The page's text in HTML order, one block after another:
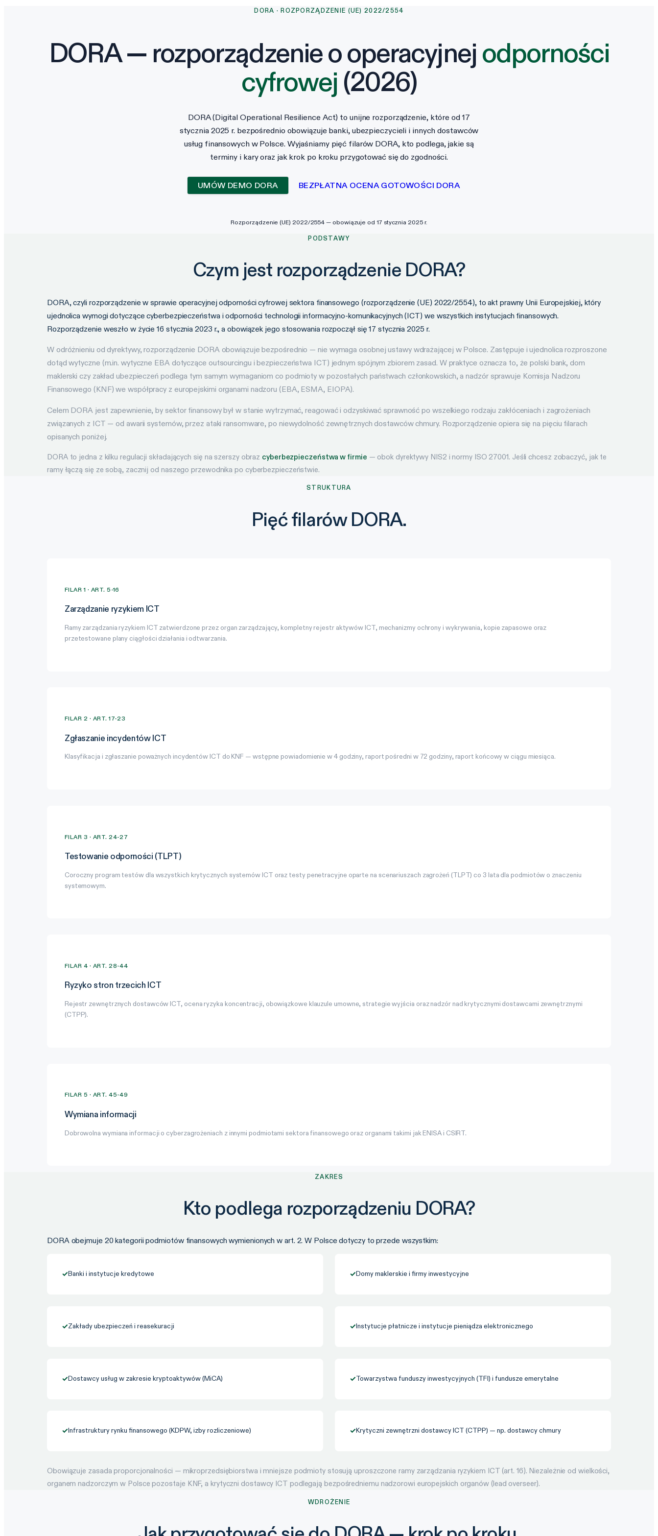
DORA · ROZPORZĄDZENIE (UE) 2022/2554
DORA — rozporządzenie o operacyjnej odporności
cyfrowej (2026)
DORA (Digital Operational Resilience Act) to unijne rozporządzenie, które od 17
stycznia 2025 r. bezpośrednio obowiązuje banki, ubezpieczycieli i innych dostawców
usług finansowych w Polsce. Wyjaśniamy pięć filarów DORA, kto podlega, jakie są
terminy i kary oraz jak krok po kroku przygotować się do zgodności.
UMÓW DEMO DORA BEZPŁATNA OCENA GOTOWOŚCI DORA
Rozporządzenie (UE) 2022/2554 — obowiązuje od 17 stycznia 2025 r.
PODSTAWY
Czym jest rozporządzenie DORA?
DORA, czyli rozporządzenie w sprawie operacyjnej odporności cyfrowej sektora finansowego (rozporządzenie (UE) 2022/2554), to akt prawny Unii Europejskiej, który
ujednolica wymogi dotyczące cyberbezpieczeństwa i odporności technologii informacyjno-komunikacyjnych (ICT) we wszystkich instytucjach finansowych.
Rozporządzenie weszło w życie 16 stycznia 2023 r., a obowiązek jego stosowania rozpoczął się 17 stycznia 2025 r.
W odróżnieniu od dyrektywy, rozporządzenie DORA obowiązuje bezpośrednio — nie wymaga osobnej ustawy wdrażającej w Polsce. Zastępuje i ujednolica rozproszone
dotąd wytyczne (m.in. wytyczne EBA dotyczące outsourcingu i bezpieczeństwa ICT) jednym spójnym zbiorem zasad. W praktyce oznacza to, że polski bank, dom
maklerski czy zakład ubezpieczeń podlega tym samym wymaganiom co podmioty w pozostałych państwach członkowskich, a nadzór sprawuje Komisja Nadzoru
Finansowego (KNF) we współpracy z europejskimi organami nadzoru (EBA, ESMA, EIOPA).
Celem DORA jest zapewnienie, by sektor finansowy był w stanie wytrzymać, reagować i odzyskiwać sprawność po wszelkiego rodzaju zakłóceniach i zagrożeniach
związanych z ICT — od awarii systemów, przez ataki ransomware, po niewydolność zewnętrznych dostawców chmury. Rozporządzenie opiera się na pięciu filarach
opisanych poniżej.
DORA to jedna z kilku regulacji składających się na szerszy obraz cyberbezpieczeństwa w firmie — obok dyrektywy NIS2 i normy ISO 27001. Jeśli chcesz zobaczyć, jak te
ramy łączą się ze sobą, zacznij od naszego przewodnika po cyberbezpieczeństwie.
STRUKTURA
Pięć filarów DORA.
FILAR 1 · ART. 5-16
Zarządzanie ryzykiem ICT
Ramy zarządzania ryzykiem ICT zatwierdzone przez organ zarządzający, kompletny rejestr aktywów ICT, mechanizmy ochrony i wykrywania, kopie zapasowe oraz
przetestowane plany ciągłości działania i odtwarzania.
FILAR 2 · ART. 17-23
Zgłaszanie incydentów ICT
Klasyfikacja i zgłaszanie poważnych incydentów ICT do KNF — wstępne powiadomienie w 4 godziny, raport pośredni w 72 godziny, raport końcowy w ciągu miesiąca.
FILAR 3 · ART. 24-27
Testowanie odporności (TLPT)
Coroczny program testów dla wszystkich krytycznych systemów ICT oraz testy penetracyjne oparte na scenariuszach zagrożeń (TLPT) co 3 lata dla podmiotów o znaczeniu
systemowym.
FILAR 4 · ART. 28-44
Ryzyko stron trzecich ICT
Rejestr zewnętrznych dostawców ICT, ocena ryzyka koncentracji, obowiązkowe klauzule umowne, strategie wyjścia oraz nadzór nad krytycznymi dostawcami zewnętrznymi
(CTPP).
FILAR 5 · ART. 45-49
Wymiana informacji
Dobrowolna wymiana informacji o cyberzagrożeniach z innymi podmiotami sektora finansowego oraz organami takimi jak ENISA i CSIRT.
ZAKRES
Kto podlega rozporządzeniu DORA?
DORA obejmuje 20 kategorii podmiotów finansowych wymienionych w art. 2. W Polsce dotyczy to przede wszystkim:
✓Banki i instytucje kredytowe ✓Domy maklerskie i firmy inwestycyjne
✓Zakłady ubezpieczeń i reasekuracji ✓Instytucje płatnicze i instytucje pieniądza elektronicznego
✓Dostawcy usług w zakresie kryptoaktywów (MiCA) ✓Towarzystwa funduszy inwestycyjnych (TFI) i fundusze emerytalne
✓Infrastruktury rynku finansowego (KDPW, izby rozliczeniowe) ✓Krytyczni zewnętrzni dostawcy ICT (CTPP) — np. dostawcy chmury
Obowiązuje zasada proporcjonalności — mikroprzedsiębiorstwa i mniejsze podmioty stosują uproszczone ramy zarządzania ryzykiem ICT (art. 16). Niezależnie od wielkości,
organem nadzorczym w Polsce pozostaje KNF, a krytyczni dostawcy ICT podlegają bezpośredniemu nadzorowi europejskich organów (lead overseer).
WDROŻENIE